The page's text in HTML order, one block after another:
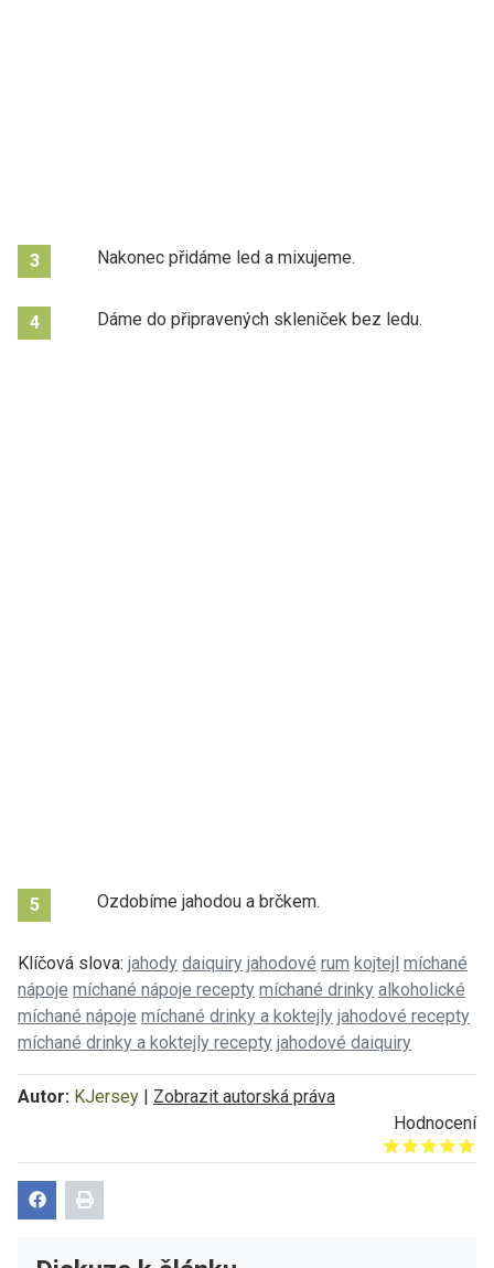
3 Nakonec přidáme led a mixujeme.
4 Dáme do připravených skleniček bez ledu.
5 Ozdobíme jahodou a brčkem.
Klíčová slova: jahody daiquiry jahodové rum kojtejl míchané
nápoje míchané nápoje recepty míchané drinky alkoholické
míchané nápoje míchané drinky a koktejly jahodové recepty
míchané drinky a koktejly recepty jahodové daiquiry
Autor: KJersey | Zobrazit autorská práva
Hodnocení
Give it 1/5
Give it 2/5
Give it 3/5
Give it 4/5
Give it 5/5